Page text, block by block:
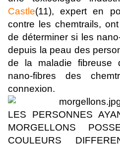
Castle(11), expert en
contre les chemtrails,
de déterminer si les
depuis la peau des
de la maladie fibreuse
nano-fibres des
connexion.
LES PERSONNES
MORGELLONS
COULEURS